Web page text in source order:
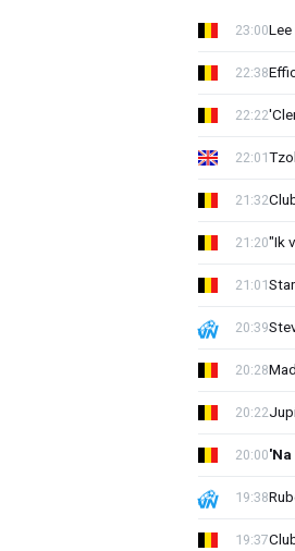
23:00
22:38
22:22
22:01
21:32
"Ik
21:20
21:01
20:39
20:28
20:22
20:00
19:38
19:37